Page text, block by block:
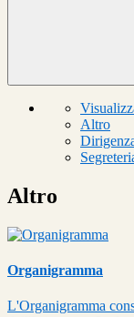
Altro
Altro
Organigramma
L'Organigramma